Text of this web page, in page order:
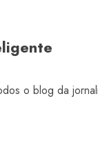
o blog da